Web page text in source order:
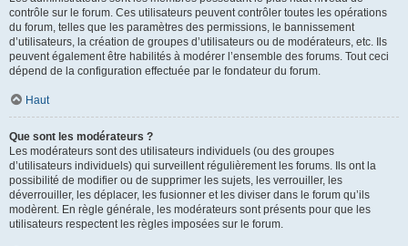
contrôle sur le forum. Ces utilisateurs peuvent contrôler toutes les opérations
du forum, telles que les paramètres des permissions, le bannissement
d’utilisateurs, la création de groupes d’utilisateurs ou de modérateurs, etc. Ils
peuvent également être habilités à modérer l’ensemble des forums. Tout ceci
dépend de la configuration effectuée par le fondateur du forum.
Haut
Que sont les modérateurs ?
Les modérateurs sont des utilisateurs individuels (ou des groupes
d’utilisateurs individuels) qui surveillent régulièrement les forums. Ils ont la
possibilité de modifier ou de supprimer les sujets, les verrouiller, les
déverrouiller, les déplacer, les fusionner et les diviser dans le forum qu’ils
modèrent. En règle générale, les modérateurs sont présents pour que les
utilisateurs respectent les règles imposées sur le forum.